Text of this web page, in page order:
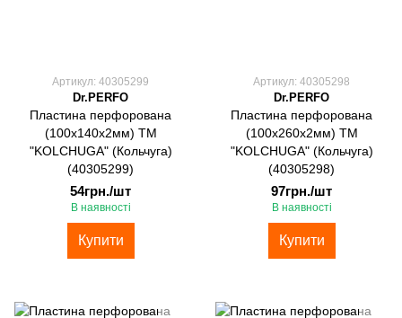
Артикул: 40305299
Dr.PERFO
Пластина перфорована
(100х140х2мм) ТМ
"KOLCHUGA" (Кольчуга)
(40305299)
54грн./шт
В наявності
Купити
Артикул: 40305298
Dr.PERFO
Пластина перфорована
(100х260х2мм) ТМ
"KOLCHUGA" (Кольчуга)
(40305298)
97грн./шт
В наявності
Купити